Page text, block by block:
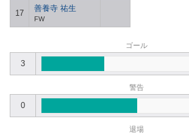
17
善養寺 祐生
FW
ゴール
3
警告
0
退場